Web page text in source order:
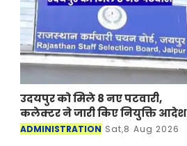
उदयपुर को मिले 8 नए पटवारी,
कलेक्टर ने जारी किए नियुक्ति आदेश
ADMINISTRATION Sat,8 Aug 2026